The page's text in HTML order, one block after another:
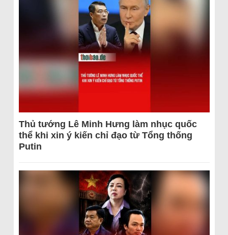
Thủ tướng Lê Minh Hưng làm nhục quốc
thể khi xin ý kiến chỉ đạo từ Tổng thống
Putin